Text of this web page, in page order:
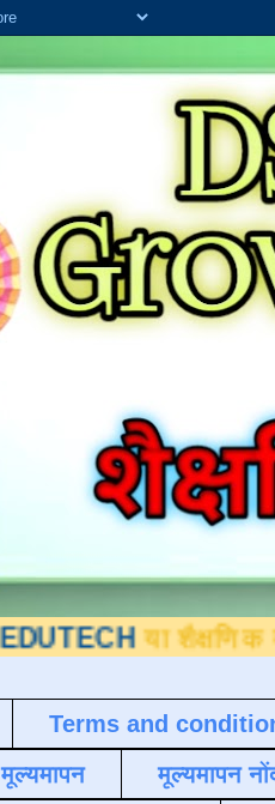
ब्लॉगवर आपले
Terms and
मूल्यमापन